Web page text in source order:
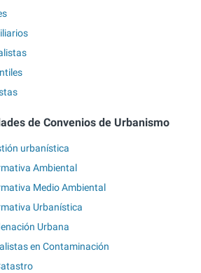
de Convenios de Urbanismo
urbanística
Ambiental
Medio Ambiental
Urbanística
Urbana
en Contaminación